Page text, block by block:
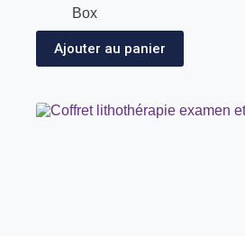
Box
Ajouter au panier